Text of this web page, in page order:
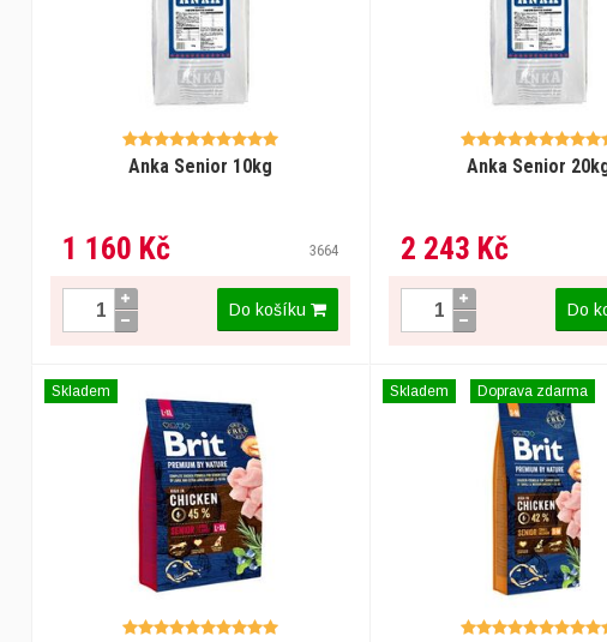
Anka Senior 10kg
1 160 Kč 3664
Do košíku
Anka Senior
2 243 Kč
Do
Skladem Skladem Doprava zdarma